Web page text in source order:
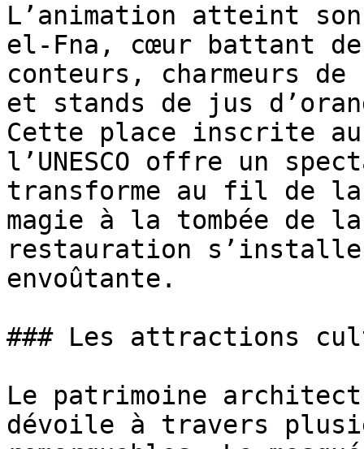
L’animation atteint
el-Fna, cœur battant
conteurs, charmeurs de
et stands de jus
Cette place inscrite
l’UNESCO offre un
transforme au fil de
magie à la tombée de
restauration
envoûtante.
### Les attractions
Le patrimoine
dévoile à travers